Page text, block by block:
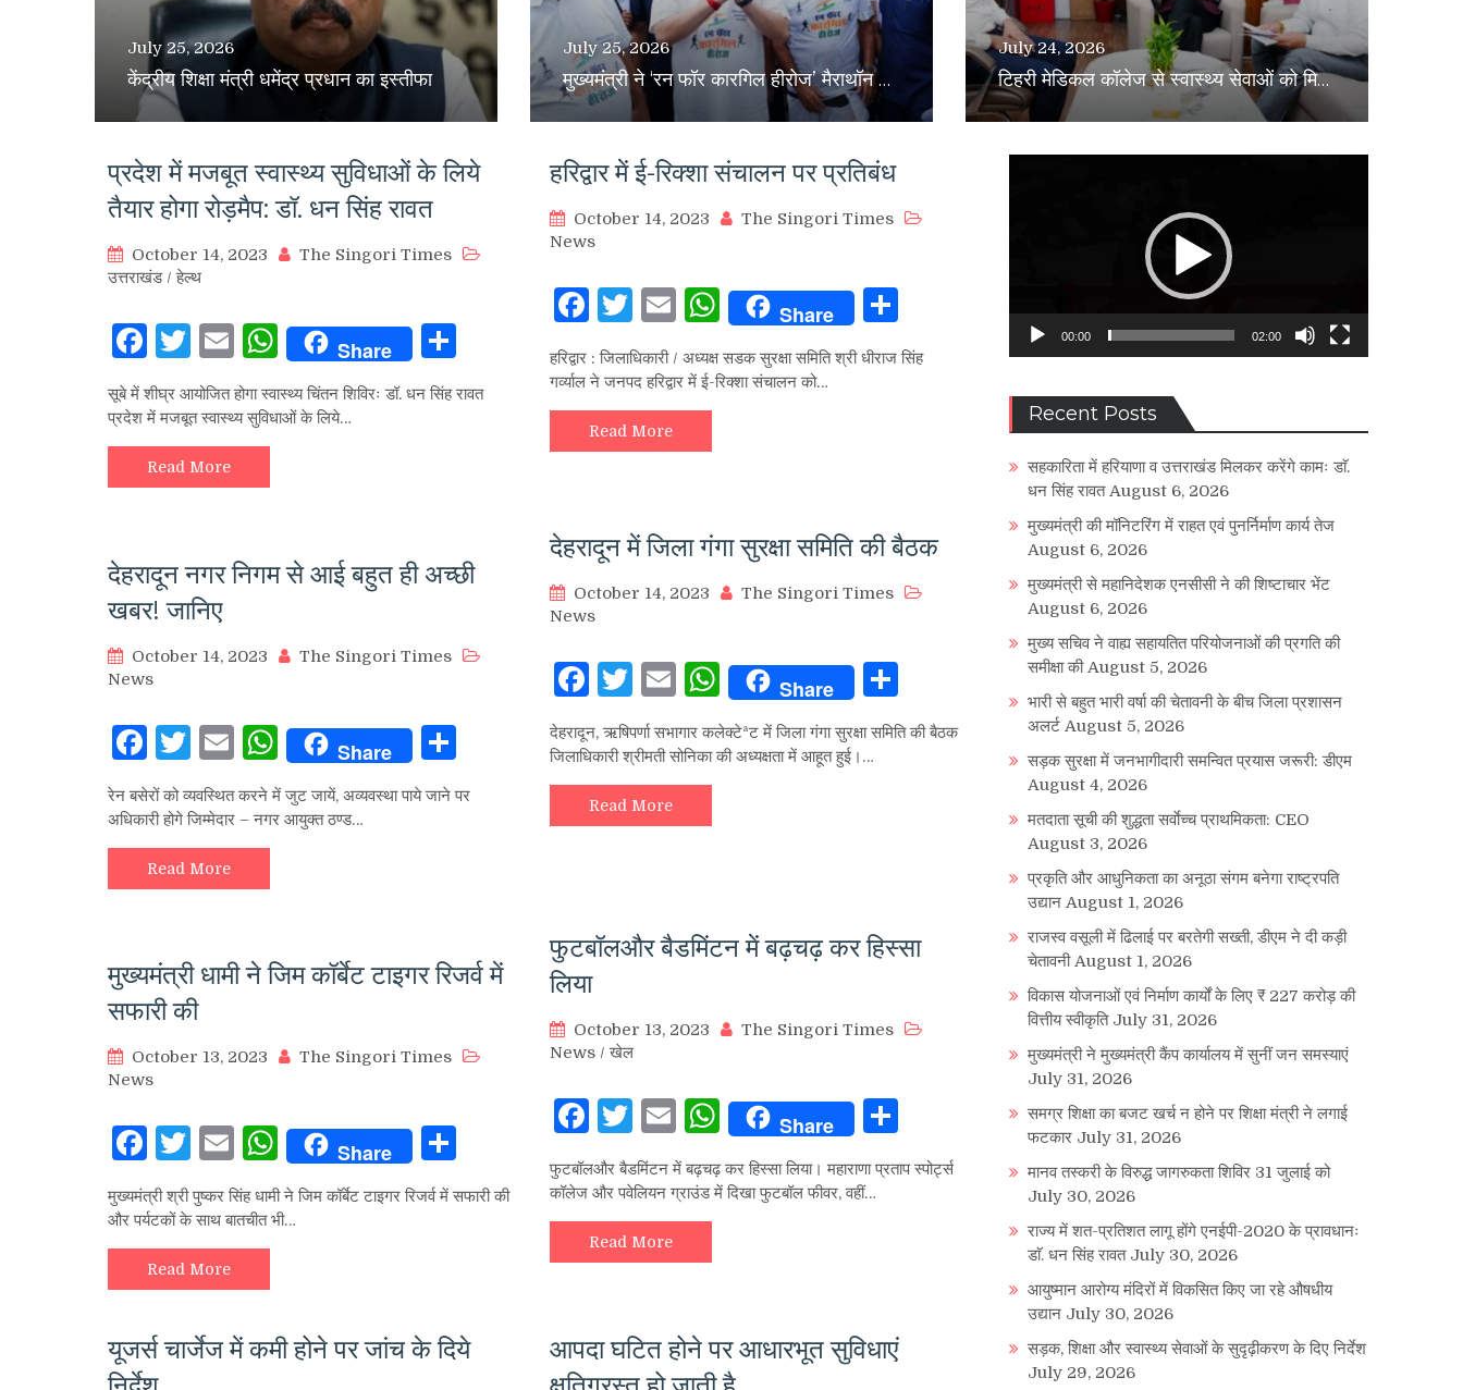
July 25, 2026
केंद्रीय शिक्षा मंत्री धमेंद्र प्रधान का इस्तीफा
July 25, 2026
मुख्यमंत्री ने ‘रन फॉर कारगिल हीरोज’ मैराथॉन को दिखायी हरी झंडी
July 24, 2026
टिहरी मेडिकल कॉलेज से स्वास्थ्य सेवाओं को मिलेगी नई दिशा : स्वास्थ्य मंत्री
प्रदेश में मजबूत स्वास्थ्य सुविधाओं के लिये
तैयार होगा रोड़मैप: डॉ. धन सिंह रावत
October 14, 2023
The Singori Times
उत्तराखंड/हेल्थ
Facebook
Twitter
EmailWhatsApp
Share
सूबे में शीघ्र आयोजित होगा स्वास्थ्य चिंतन शिविरः डॉ. धन सिंह रावत
प्रदेश में मजबूत स्वास्थ्य सुविधाओं के लिये…
Read More
हरिद्वार में ई-रिक्शा संचालन पर प्रतिबंध
October 14, 2023
The Singori Times
News
Facebook
Twitter
EmailWhatsApp
Share
हरिद्वार : जिलाधिकारी / अध्यक्ष सडक सुरक्षा समिति श्री धीराज सिंह
गर्व्याल ने जनपद हरिद्वार में ई-रिक्शा संचालन को…
Read More
देहरादून नगर निगम से आई बहुत ही अच्छी
खबर! जानिए
October 14, 2023
The Singori Times
News
Facebook
Twitter
EmailWhatsApp
Share Share
रेन बसेरों को व्यवस्थित करने में जुट जायें, अव्यवस्था पाये जाने पर
अधिकारी होगे जिम्मेदार – नगर आयुक्त ठण्ड…
Read More
देहरादून में जिला गंगा सुरक्षा समिति की बैठक
October 14, 2023
The Singori Times
News
Facebook
Twitter
EmailWhatsApp
Share
देहरादून, ऋषिपर्णा सभागार कलेक्टेªट में जिला गंगा सुरक्षा समिति की बैठक
जिलाधिकारी श्रीमती सोनिका की अध्यक्षता में आहूत हुई।…
Read More
मुख्यमंत्री धामी ने जिम कॉर्बेट टाइगर रिजर्व में
सफारी की
October 13, 2023
The Singori Times
News
Facebook
Twitter
EmailWhatsApp
Share
मुख्यमंत्री श्री पुष्कर सिंह धामी ने जिम कॉर्बेट टाइगर रिजर्व में सफारी की
और पर्यटकों के साथ बातचीत भी…
Read More
फुटबॉलऔर बैडमिंटन में बढ़चढ़ कर हिस्सा
लिया
October 13, 2023
The Singori Times
News /खेल
Facebook
Twitter
EmailWhatsApp
Share
फुटबॉलऔर बैडमिंटन में बढ़चढ़ कर हिस्सा लिया। महाराणा प्रताप स्पोर्ट्स
कॉलेज और पवेलियन ग्राउंड में दिखा फुटबॉल फीवर, वहीं…
Read More
यूजर्स चार्जेज में कमी होने पर जांच के दिये
आपदा घटित होने पर आधारभूत सुविधाएं
00:00 02:00
Recent Posts
सहकारिता में हरियाणा व उत्तराखंड मिलकर करेंगे कामः डाॅ.
धन सिंह रावत August 6, 2026
मुख्यमंत्री की मॉनिटरिंग में राहत एवं पुनर्निर्माण कार्य तेज
August 6, 2026
मुख्यमंत्री से महानिदेशक एनसीसी ने की शिष्टाचार भेंट
August 6, 2026
मुख्य सचिव ने वाह्य सहायतित परियोजनाओं की प्रगति की
समीक्षा की August 5, 2026
भारी से बहुत भारी वर्षा की चेतावनी के बीच जिला प्रशासन
अलर्ट August 5, 2026
सड़क सुरक्षा में जनभागीदारी समन्वित प्रयास जरूरी: डीएम
August 4, 2026
मतदाता सूची की शुद्धता सर्वाेच्च प्राथमिकता: CEO
August 3, 2026
प्रकृति और आधुनिकता का अनूठा संगम बनेगा राष्ट्रपति
उद्यान August 1, 2026
राजस्व वसूली में ढिलाई पर बरतेगी सख्ती, डीएम ने दी कड़ी
चेतावनी August 1, 2026
विकास योजनाओं एवं निर्माण कार्यों के लिए ₹ 227 करोड़ की
वित्तीय स्वीकृति July 31, 2026
मुख्यमंत्री ने मुख्यमंत्री कैंप कार्यालय में सुनीं जन समस्याएं
July 31, 2026
समग्र शिक्षा का बजट खर्च न होने पर शिक्षा मंत्री ने लगाई
फटकार July 31, 2026
मानव तस्करी के विरुद्ध जागरुकता शिविर 31 जुलाई को
July 30, 2026
राज्य में शत-प्रतिशत लागू होंगे एनईपी-2020 के प्रावधानः
डाॅ. धन सिंह रावत July 30, 2026
आयुष्मान आरोग्य मंदिरों में विकसित किए जा रहे औषधीय
उद्यान July 30, 2026
सड़क, शिक्षा और स्वास्थ्य सेवाओं के सुदृढ़ीकरण के दिए निर्देश
July 29, 2026